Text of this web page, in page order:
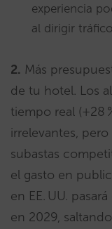
experiencia
al dirigir
2. Más
de tu hotel. Los
tiempo real (+28
irrelevantes,
subastas
el gasto en
en EE. UU.
en 2029,